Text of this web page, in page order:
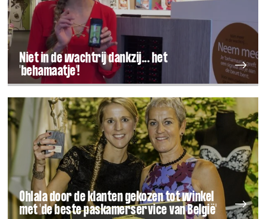
Niet in de wachtrij dankzij... het
'behamaatje'!
Ohlala door de klanten gekozen tot winkel
met 'de beste paskamerservice van België'